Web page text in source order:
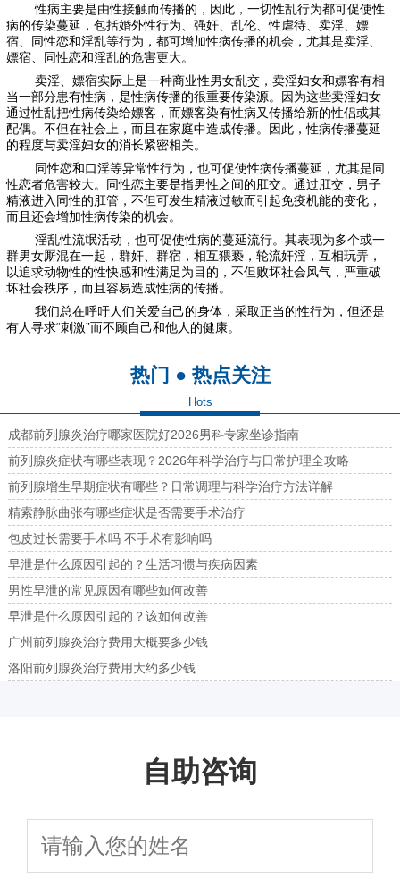
性病主要是由性接触而传播的，因此，一切性乱行为都可促使性
病的传染蔓延，包括婚外性行为、强奸、乱伦、性虐待、卖淫、嫖
宿、同性恋和淫乱等行为，都可增加性病传播的机会，尤其是卖淫、
嫖宿、同性恋和淫乱的危害更大。
卖淫、嫖宿实际上是一种商业性男女乱交，卖淫妇女和嫖客有相
当一部分患有性病，是性病传播的很重要传染源。因为这些卖淫妇女
通过性乱把性病传染给嫖客，而嫖客染有性病又传播给新的性侣或其
配偶。不但在社会上，而且在家庭中造成传播。因此，性病传播蔓延
的程度与卖淫妇女的消长紧密相关。
同性恋和口淫等异常性行为，也可促使性病传播蔓延，尤其是同
性恋者危害较大。同性恋主要是指男性之间的肛交。通过肛交，男子
精液进入同性的肛管，不但可发生精液过敏而引起免疫机能的变化，
而且还会增加性病传染的机会。
淫乱性流氓活动，也可促使性病的蔓延流行。其表现为多个或一
群男女厮混在一起，群奸、群宿，相互猥亵，轮流奸淫，互相玩弄，
以追求动物性的性快感和性满足为目的，不但败坏社会风气，严重破
坏社会秩序，而且容易造成性病的传播。
我们总在呼吁人们关爱自己的身体，采取正当的性行为，但还是
有人寻求“刺激”而不顾自己和他人的健康。
热门 ● 热点关注
Hots
成都前列腺炎治疗哪家医院好2026男科专家坐诊指南
前列腺炎症状有哪些表现？2026年科学治疗与日常护理全攻略
前列腺增生早期症状有哪些？日常调理与科学治疗方法详解
精索静脉曲张有哪些症状是否需要手术治疗
包皮过长需要手术吗 不手术有影响吗
早泄是什么原因引起的？生活习惯与疾病因素
男性早泄的常见原因有哪些如何改善
早泄是什么原因引起的？该如何改善
广州前列腺炎治疗费用大概要多少钱
洛阳前列腺炎治疗费用大约多少钱
自助咨询